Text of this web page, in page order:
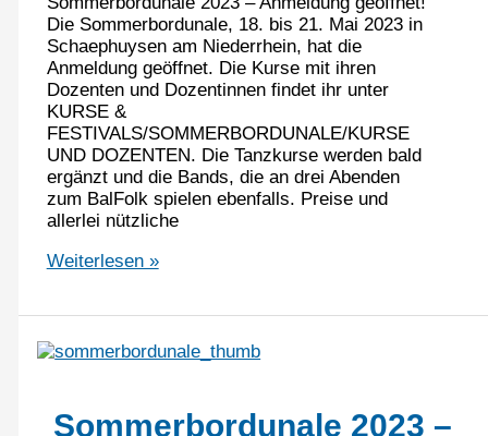
Die Sommerbordunale, 18. bis 21. Mai 2023 in
Schaephuysen am Niederrhein, hat die
Anmeldung geöffnet. Die Kurse mit ihren
Dozenten und Dozentinnen findet ihr unter
KURSE &
FESTIVALS/SOMMERBORDUNALE/KURSE
UND DOZENTEN. Die Tanzkurse werden bald
ergänzt und die Bands, die an drei Abenden
zum BalFolk spielen ebenfalls. Preise und
allerlei nützliche
Sommerbordunale
geöffnet
Weiterlesen »
Sommerbordunale 2023 –